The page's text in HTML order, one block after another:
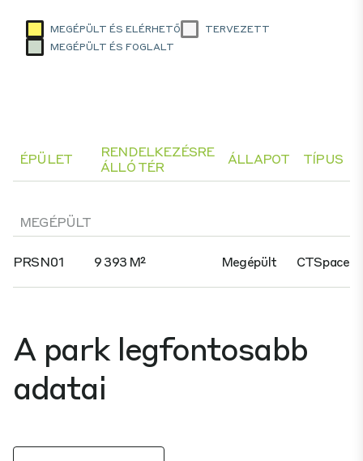
MEGÉPÜLT ÉS ELÉRHETŐ
TERVEZETT
MEGÉPÜLT ÉS FOGLALT
ÉPÜLET
RENDELKEZÉSRE
ÁLLÓ TÉR
ÁLLAPOT TÍPUS
MEGÉPÜLT
PRSN01 9 393 M² Megépült CTSpace
A park legfontosabb
adatai